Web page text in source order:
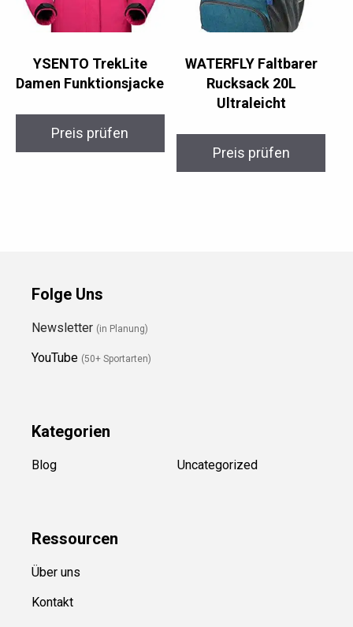
YSENTO TrekLite
Damen Funktionsjacke
Preis prüfen
WATERFLY Faltbarer
Rucksack 20L
Ultraleicht
Preis prüfen
Folge Uns
Newsletter (in Planung)
YouTube (50+ Sportarten)
Kategorien
Blog Uncategorized
Ressourcen
Über uns
Kontakt